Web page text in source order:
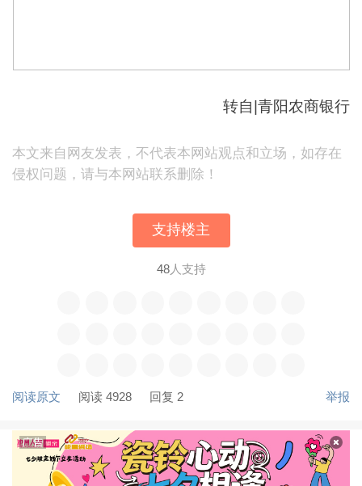
转自|青阳农商银行
本文来自网友发表，不代表本网站观点和立场，如存在
侵权问题，请与本网站联系删除！
支持楼主
48人支持
阅读原文 阅读 4928 回复 2 举报